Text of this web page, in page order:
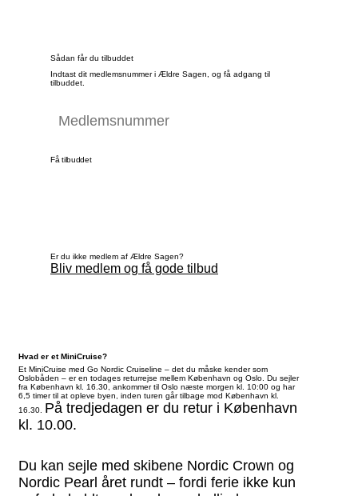
Hvad er et MiniCruise?
Et MiniCruise med Go Nordic Cruiseline – det du måske kender som
Oslobåden – er en todages returrejse mellem København og Oslo. Du sejler
fra København kl. 16.30, ankommer til Oslo næste morgen kl. 10:00 og har
6,5 timer til at opleve byen, inden turen går tilbage mod København kl.
16.30. På tredjedagen er du retur i København
kl. 10.00.
Du kan sejle med skibene Nordic Crown og
Nordic Pearl året rundt – fordi ferie ikke kun
Sådan får du tilbuddet
Indtast dit medlemsnummer i Ældre Sagen, og få adgang til
tilbuddet.
Få tilbuddet
Er du ikke medlem af Ældre Sagen?
Bliv medlem og få gode tilbud